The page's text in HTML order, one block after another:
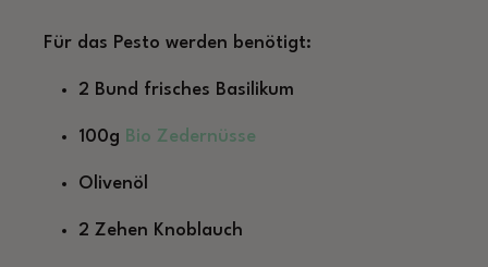
Für das Pesto werden benötigt:
2 Bund frisches Basilikum
100g Bio Zedernüsse
Olivenöl
2 Zehen Knoblauch